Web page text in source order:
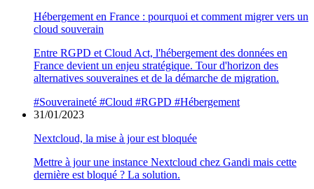
Hébergement en France : pourquoi et comment migrer vers un
cloud souverain
Entre RGPD et Cloud Act, l'hébergement des données en
France devient un enjeu stratégique. Tour d'horizon des
alternatives souveraines et de la démarche de migration.
#Souveraineté #Cloud #RGPD #Hébergement
31/01/2023
Nextcloud, la mise à jour est bloquée
Mettre à jour une instance Nextcloud chez Gandi mais cette
dernière est bloqué ? La solution.